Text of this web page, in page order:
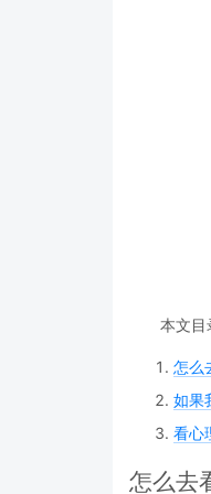
本文目
怎么
如果
看心
怎么去